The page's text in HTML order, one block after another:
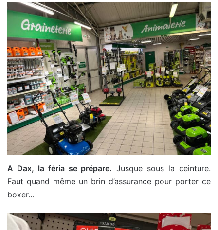
A Dax, la féria se prépare. Jusque sous la ceinture.
Faut quand même un brin d’assurance pour porter ce
boxer…